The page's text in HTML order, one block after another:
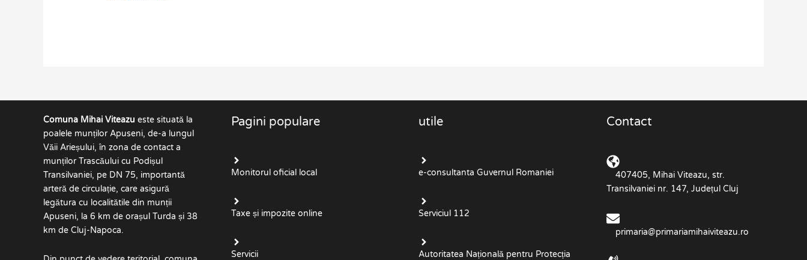
Comuna Mihai Viteazu este situată la
poalele munților Apuseni, de-a lungul
Văii Arieșului, în zona de contact a
munților Trascăului cu Podișul
Transilvaniei, pe DN 75, importantă
arteră de circulație, care asigură
legătura cu localitătile din munții
Apuseni, la 6 km de orașul Turda și 38
km de Cluj-Napoca.
Pagini populare
Monitorul oficial local
Taxe și impozite online
Servicii
utile
e-consultanta Guvernul Romaniei
Serviciul 112
Autoritatea Națională pentru Protecția
Contact
407405, Mihai Viteazu, str.
Transilvaniei nr. 147, Județul Cluj
primaria@primariamihaiviteazu.ro